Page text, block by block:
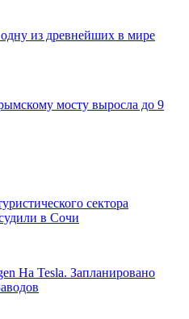
из древнейших в мире
мосту выросла до 9
сектора
в Сочи
На Tesla. Запланировано